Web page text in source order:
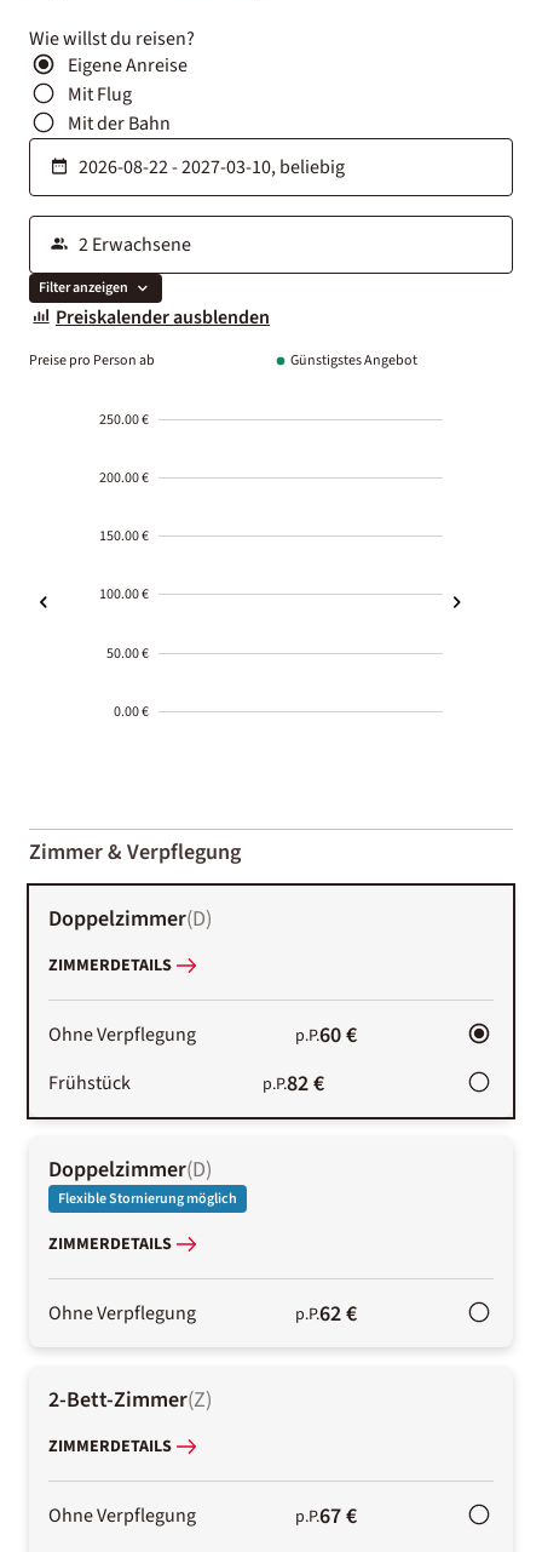
Wie willst du reisen?
Eigene Anreise
Mit Flug
Mit der Bahn
Filter anzeigen
Preiskalender ausblenden
Preise pro Person ab Günstigstes Angebot
250.00 €
200.00 €
150.00 €
100.00 €
50.00 €
0.00 €
01-02
Zimmer & Verpflegung
Doppelzimmer(D)
ZIMMERDETAILS
Ohne Verpflegung p.P.60 €
Frühstück p.P.82 €
Doppelzimmer(D)
Flexible Stornierung möglich
ZIMMERDETAILS
Ohne Verpflegung p.P.62 €
2-Bett-Zimmer(Z)
ZIMMERDETAILS
Ohne Verpflegung p.P.67 €